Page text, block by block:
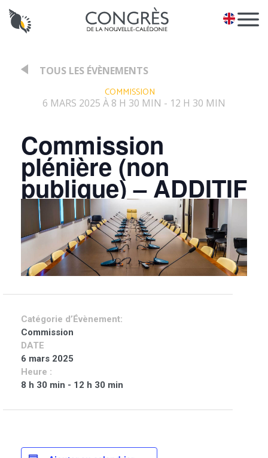
EN
TOUS LES ÉVÈNEMENTS
COMMISSION
6 MARS 2025 À 8 H 30 MIN - 12 H 30 MIN
Commission
plénière (non
publique) – ADDITIF
Catégorie d’Évènement:
Commission
DATE
6 mars 2025
Heure :
8 h 30 min - 12 h 30 min
Panneau de gestion des cookies